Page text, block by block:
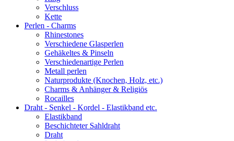
Verschluss
Kette
Perlen - Charms
Rhinestones
Verschiedene Glasperlen
Gehäkeltes & Pinseln
Verschiedenartige Perlen
Metall perlen
Naturprodukte (Knochen, Holz, etc.)
Charms & Anhänger & Religiös
Rocailles
Draht - Senkel - Kordel - Elastikband etc.
Elastikband
Beschichteter Sahldraht
Draht